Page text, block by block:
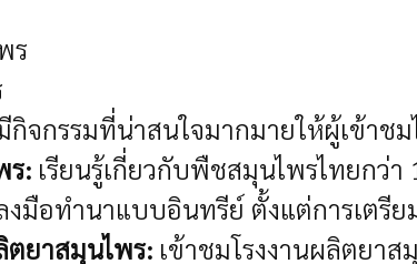
ร
กิจกรรมที่น่าสนใจมากมายให้ผู้เข้าชม
ร: เรียนรู้เกี่ยวกับพืชสมุนไพรไทยกว่
งมือทำนาแบบอินทรีย์ ตั้งแต่การเตรีย
ตยาสมุนไพร: เข้าชมโรงงานผลิตยา